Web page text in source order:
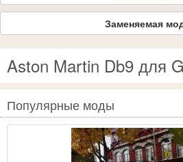
Заменяемая
Aston Martin Db9 для
Популярные моды